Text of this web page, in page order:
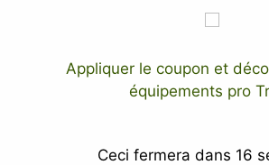
la longueur du pied. La Trabuco
à ce que propose la Hoka
capsules de gel au talon ajoutent
appréciable, surtout à partir de la
Appliquer le coupon et
équipements pro
Ceci fermera dans 15